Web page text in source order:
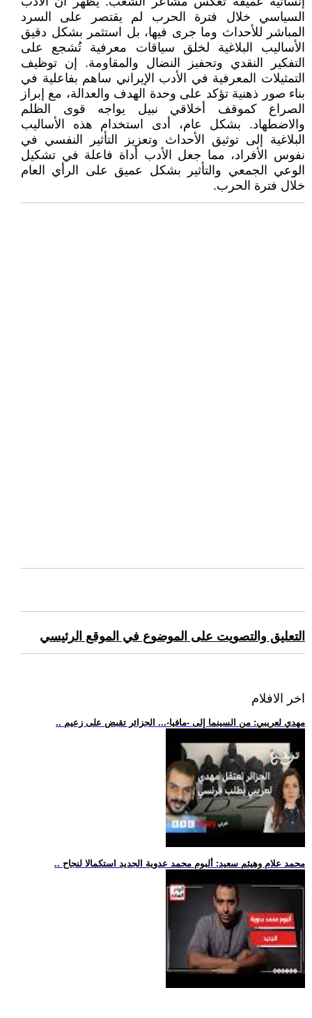
السياسي خلال فترة الحرب لم يقتصر على السرد
المباشر للأحداث وما جرى فيها، بل استثمر بشكل دقيق
الأساليب البلاغية لخلق سياقات معرفية تُشجع على
التفكير النقدي وتحفيز النضال والمقاومة. إن توظيف
التمثيلات المعرفية في الأدب الإيراني ساهم بفاعلية في
بناء صور ذهنية تؤكد على وحدة الهدف والعدالة، مع إبراز
الصراع كموقف أخلاقي نبيل يواجه قوى الظلم
والاضطهاد. بشكل عام، أدى استخدام هذه الأساليب
البلاغية إلى توثيق الأحداث وتعزيز التأثير النفسي في
نفوس الأفراد، مما جعل الأدب أداة فاعلة في تشكيل
الوعي الجمعي والتأثير بشكل عميق على الرأي العام
خلال فترة الحرب.
التعليق والتصويت على الموضوع في الموقع الرئيسي
اخر الافلام
.. مهدي لعريبي: من السينما إلى -مافيا-... الجزائر تقبض على زعيم
.. محمد علام وهيثم سعيد: ألبوم محمد عدوية الجديد استكمالا لنجاح